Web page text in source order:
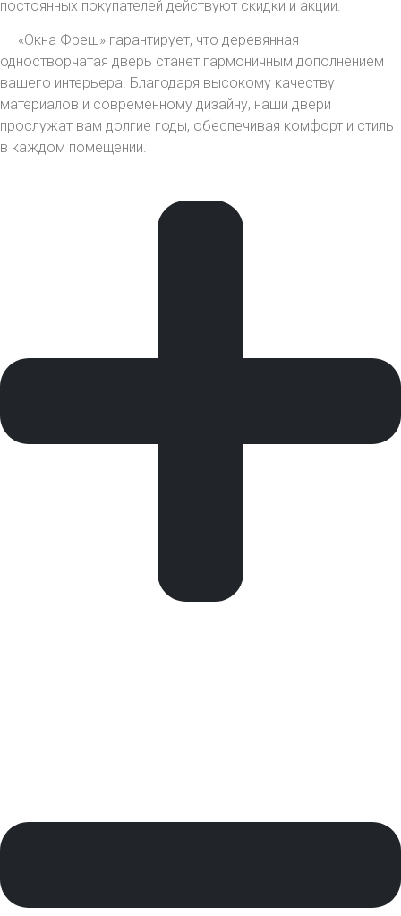
постоянных покупателей действуют скидки и акции.
«Окна Фреш» гарантирует, что деревянная
одностворчатая дверь станет гармоничным дополнением
вашего интерьера. Благодаря высокому качеству
материалов и современному дизайну, наши двери
прослужат вам долгие годы, обеспечивая комфорт и стиль
в каждом помещении.